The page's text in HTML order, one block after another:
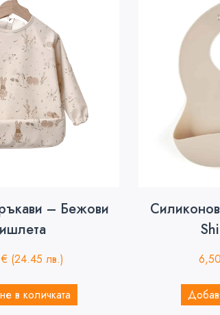
– Бежови
€ (24.45 лв.)
в количката